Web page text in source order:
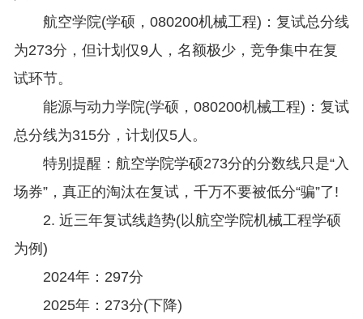
航空学院(学硕，080200机械工程)：复试总分线
为273分，但计划仅9人，名额极少，竞争集中在复
试环节。
能源与动力学院(学硕，080200机械工程)：复试
总分线为315分，计划仅5人。
特别提醒：航空学院学硕273分的分数线只是“入
场券”，真正的淘汰在复试，千万不要被低分“骗”了!
2. 近三年复试线趋势(以航空学院机械工程学硕
为例)
2024年：297分
2025年：273分(下降)